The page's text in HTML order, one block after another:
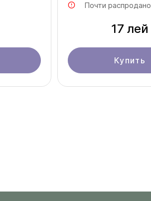
Почти распродано
17 лей
Купить